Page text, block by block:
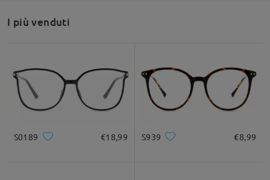
Raccomandazione su forma di viso
Quadrato Rotondo Cuore Diamante Ovale
* Solo a titolo di riferimento
I più venduti
S0189 €18,99 S939 €8,99